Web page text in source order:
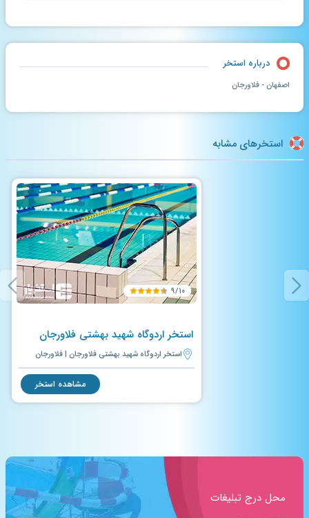
درباره استخر
اصفهان - فلاورجان
استخرهای مشابه
۹/۱۰
استخر اردوگاه شهید بهشتی فلاورجان
استخر اردوگاه شهید بهشتی فلاورجان | فلاورجان
مشاهده استخر
محل درج تبلیغات